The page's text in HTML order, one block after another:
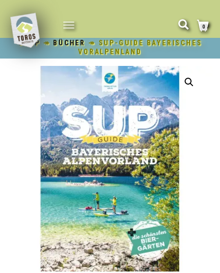
NAVIGATION
UMSCHALTEN
0
SHOP ↠ BÜCHER ↠ SUP-GUIDE BAYERISCHES
VORALPENLAND